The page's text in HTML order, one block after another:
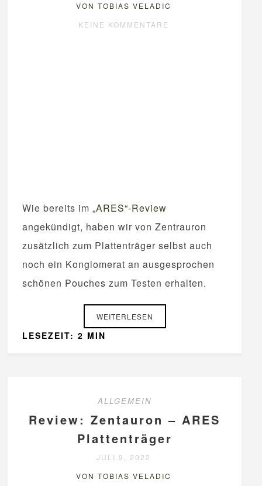
VON TOBIAS VELADIC
KEINE KOMMENTARE
Wie bereits im„ARES“-Review
angekündigt, haben wir von Zentrauron
zusätzlich zum Plattenträger selbst auch
noch ein Konglomerat an ausgesprochen
schönen Pouches zum Testen erhalten.
WEITERLESEN
LESEZEIT: 2 MIN
ALLGEMEIN
Review: Zentauron – ARES
Plattenträger
JULI 9, 2022
VON TOBIAS VELADIC